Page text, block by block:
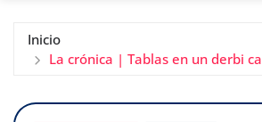
Inicio
La crónica | Tablas en un derbi